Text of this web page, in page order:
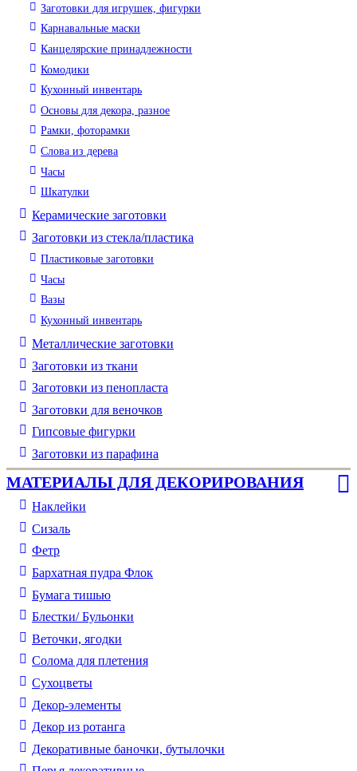
Заготовки для игрушек, фигурки
Карнавальные маски
Канцелярские принадлежности
Комодики
Кухонный инвентарь
Основы для декора, разное
Рамки, фоторамки
Слова из дерева
Часы
Шкатулки
Керамические заготовки
Заготовки из стекла/пластика
Пластиковые заготовки
Часы
Вазы
Кухонный инвентарь
Металлические заготовки
Заготовки из ткани
Заготовки из пенопласта
Заготовки для веночков
Гипсовые фигурки
Заготовки из парафина
МАТЕРИАЛЫ ДЛЯ ДЕКОРИРОВАНИЯ
Наклейки
Сизаль
Фетр
Бархатная пудра Флок
Бумага тишью
Блестки/ Бульонки
Веточки, ягодки
Солома для плетения
Cухоцветы
Декор-элементы
Декор из ротанга
Декоративные баночки, бутылочки